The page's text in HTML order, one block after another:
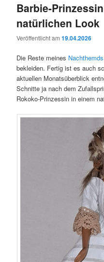
Barbie-
natürlichen Look
Veröffentlicht am19.04.2026
Die Reste meines Nachthemds
bekleiden. Fertig ist es auch
aktuellen Monatsüberblick
Schnitte ja nach dem
Rokoko-Prinzessin in einem